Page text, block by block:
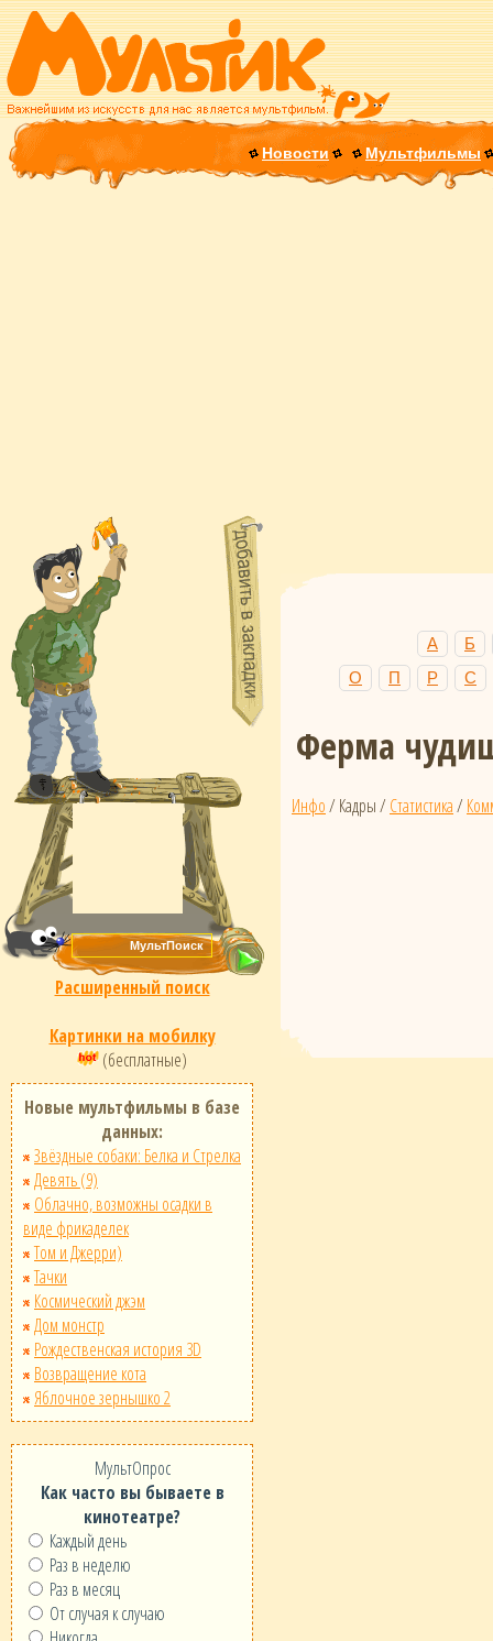
Новости Мультфильмы
Расширенный поиск
Картинки на мобилку
(бесплатные)
Новые мультфильмы в базе
данных:
Звёздные собаки: Белка и Стрелка
Девять (9)
Облачно, возможны осадки в
виде фрикаделек
Том и Джерри)
Тачки
Космический джэм
Дом монстр
Рождественская история 3D
Возвращение кота
Яблочное зернышко 2
МультОпрос
Как часто вы бываете в
кинотеатре?
Каждый день
Раз в неделю
Раз в месяц
От случая к случаю
А
Б
О
П Р С
Ферма
Инфо/ Кадры / Статистика/